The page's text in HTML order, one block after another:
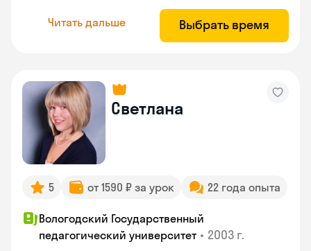
Читать дальше Выбрать время
Светлана
5 от 1590 ₽ за урок 22 года опыта
Вологодский Государственный
педагогический университет • 2003 г.